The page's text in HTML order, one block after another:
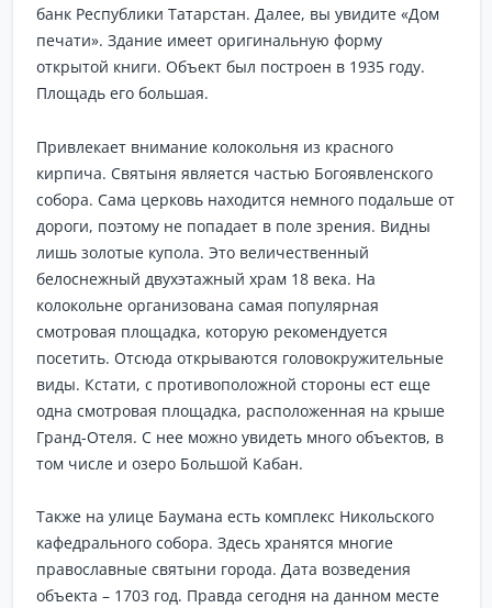
банк Республики Татарстан. Далее, вы увидите «Дом
печати». Здание имеет оригинальную форму
открытой книги. Объект был построен в 1935 году.
Площадь его большая.
Привлекает внимание колокольня из красного
кирпича. Святыня является частью Богоявленского
собора. Сама церковь находится немного подальше от
дороги, поэтому не попадает в поле зрения. Видны
лишь золотые купола. Это величественный
белоснежный двухэтажный храм 18 века. На
колокольне организована самая популярная
смотровая площадка, которую рекомендуется
посетить. Отсюда открываются головокружительные
виды. Кстати, с противоположной стороны ест еще
одна смотровая площадка, расположенная на крыше
Гранд-Отеля. С нее можно увидеть много объектов, в
том числе и озеро Большой Кабан.
Также на улице Баумана есть комплекс Никольского
кафедрального собора. Здесь хранятся многие
православные святыни города. Дата возведения
объекта – 1703 год. Правда сегодня на данном месте